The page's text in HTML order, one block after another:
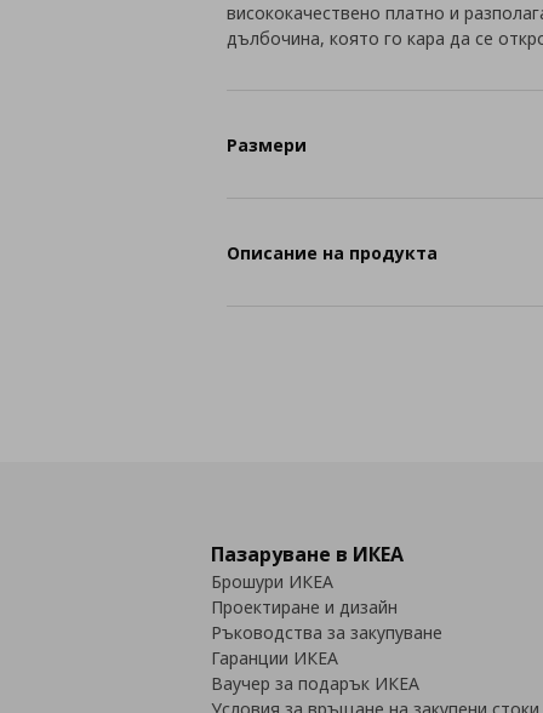
висококачествено платно и
дълбочина, която го кара да се
Размери
Описание на продукта
Пазаруване в ИКЕА
Брошури ИКЕА
Проектиране и дизайн
Ръководства за закупуване
Гаранции ИКЕА
Ваучер за подарък ИКЕА